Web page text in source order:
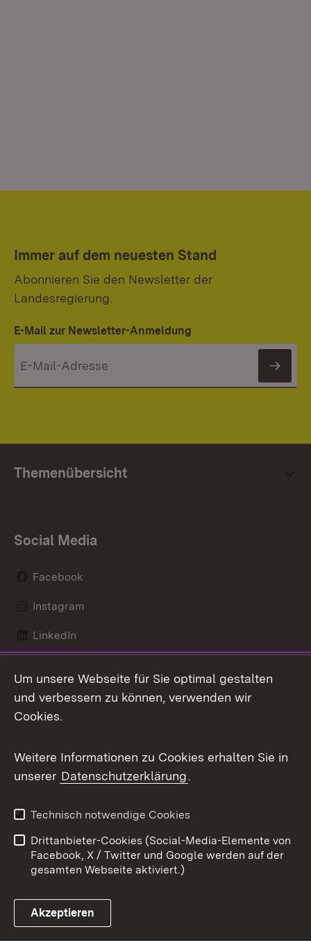
Immer auf dem neuesten Stand
Abonnieren Sie den Newsletter der
Landesregierung.
E-Mail zur Newsletter-Anmeldung
Themenübersicht
Social Media
Facebook
Instagram
LinkedIn
X / Twitter
Youtube
Link zum Landesportal
Kontakt
Datenschutz
Barrierefreiheit
Impressum
Cookies
Um unsere Webseite für Sie optimal gestalten
und verbessern zu können, verwenden wir
Cookies.
Weitere Informationen zu Cookies erhalten Sie in
unserer Datenschutzerklärung.
Technisch notwendige Cookies
Drittanbieter-Cookies (Social-Media-Elemente von
Facebook, X / Twitter und Google werden auf der
gesamten Webseite aktiviert.)
Akzeptieren